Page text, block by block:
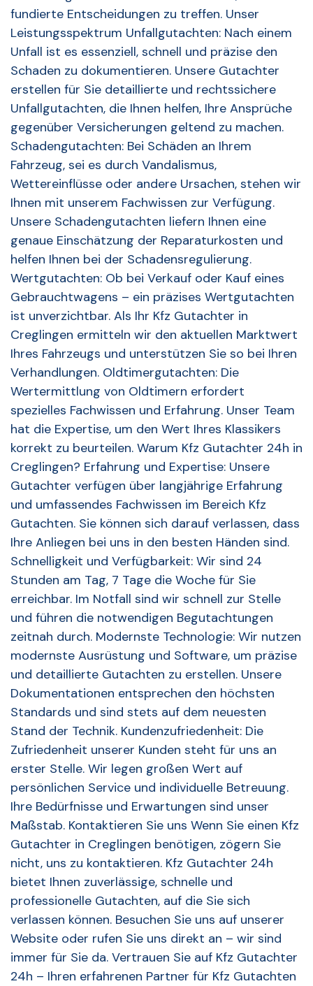
fundierte Entscheidungen zu treffen. Unser
Leistungsspektrum Unfallgutachten: Nach einem
Unfall ist es essenziell, schnell und präzise den
Schaden zu dokumentieren. Unsere Gutachter
erstellen für Sie detaillierte und rechtssichere
Unfallgutachten, die Ihnen helfen, Ihre Ansprüche
gegenüber Versicherungen geltend zu machen.
Schadengutachten: Bei Schäden an Ihrem
Fahrzeug, sei es durch Vandalismus,
Wettereinflüsse oder andere Ursachen, stehen wir
Ihnen mit unserem Fachwissen zur Verfügung.
Unsere Schadengutachten liefern Ihnen eine
genaue Einschätzung der Reparaturkosten und
helfen Ihnen bei der Schadensregulierung.
Wertgutachten: Ob bei Verkauf oder Kauf eines
Gebrauchtwagens – ein präzises Wertgutachten
ist unverzichtbar. Als Ihr Kfz Gutachter in
Creglingen ermitteln wir den aktuellen Marktwert
Ihres Fahrzeugs und unterstützen Sie so bei Ihren
Verhandlungen. Oldtimergutachten: Die
Wertermittlung von Oldtimern erfordert
spezielles Fachwissen und Erfahrung. Unser Team
hat die Expertise, um den Wert Ihres Klassikers
korrekt zu beurteilen. Warum Kfz Gutachter 24h in
Creglingen? Erfahrung und Expertise: Unsere
Gutachter verfügen über langjährige Erfahrung
und umfassendes Fachwissen im Bereich Kfz
Gutachten. Sie können sich darauf verlassen, dass
Ihre Anliegen bei uns in den besten Händen sind.
Schnelligkeit und Verfügbarkeit: Wir sind 24
Stunden am Tag, 7 Tage die Woche für Sie
erreichbar. Im Notfall sind wir schnell zur Stelle
und führen die notwendigen Begutachtungen
zeitnah durch. Modernste Technologie: Wir nutzen
modernste Ausrüstung und Software, um präzise
und detaillierte Gutachten zu erstellen. Unsere
Dokumentationen entsprechen den höchsten
Standards und sind stets auf dem neuesten
Stand der Technik. Kundenzufriedenheit: Die
Zufriedenheit unserer Kunden steht für uns an
erster Stelle. Wir legen großen Wert auf
persönlichen Service und individuelle Betreuung.
Ihre Bedürfnisse und Erwartungen sind unser
Maßstab. Kontaktieren Sie uns Wenn Sie einen Kfz
Gutachter in Creglingen benötigen, zögern Sie
nicht, uns zu kontaktieren. Kfz Gutachter 24h
bietet Ihnen zuverlässige, schnelle und
professionelle Gutachten, auf die Sie sich
verlassen können. Besuchen Sie uns auf unserer
Website oder rufen Sie uns direkt an – wir sind
immer für Sie da. Vertrauen Sie auf Kfz Gutachter
24h – Ihren erfahrenen Partner für Kfz Gutachten